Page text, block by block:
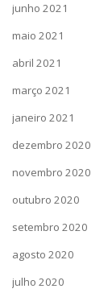
junho 2021
maio 2021
abril 2021
março 2021
janeiro 2021
dezembro 2020
novembro 2020
outubro 2020
setembro 2020
agosto 2020
julho 2020